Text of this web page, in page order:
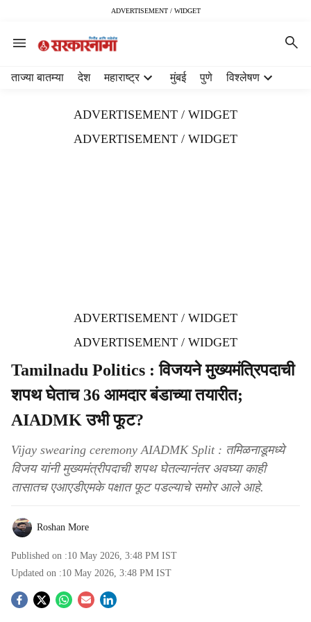
ADVERTISEMENT / WIDGET
ताज्या बातम्या देश महाराष्ट्र मुंबई पुणे विश्लेषण
ADVERTISEMENT / WIDGET
ADVERTISEMENT / WIDGET
ADVERTISEMENT / WIDGET
ADVERTISEMENT / WIDGET
Tamilnadu Politics : विजयने मुख्यमंत्रिपदाची
शपथ घेताच 36 आमदार बंडाच्या तयारीत;
AIADMK उभी फूट?
Vijay swearing ceremony AIADMK Split : तमिळनाडूमध्ये
विजय यांनी मुख्यमंत्रीपदाची शपथ घेतल्यानंतर अवघ्या काही
तासातच एआएडीएमके पक्षात फूट पडल्याचे समोर आले आहे.
Roshan More
Published on :10 May 2026, 3:48 PM IST
Updated on :10 May 2026, 3:48 PM IST
S